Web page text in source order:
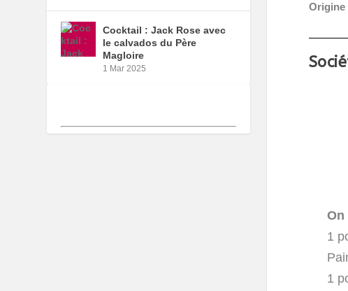
Origine
On
1
1
Cocktail : Jack Rose avec
le calvados du Père
Magloire
1 Mar 2025